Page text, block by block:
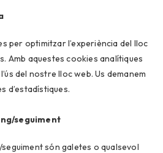
per optimitzar l’experiència del lloc
Amb aquestes cookies analítiques
del nostre lloc web. Us demanem
d’estadístiques.
seguiment
són galetes o qualsevol